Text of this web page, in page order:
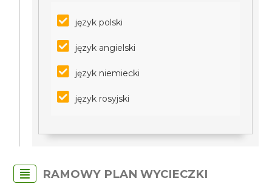
język polski
język angielski
język niemiecki
język rosyjski
RAMOWY PLAN WYCIECZKI